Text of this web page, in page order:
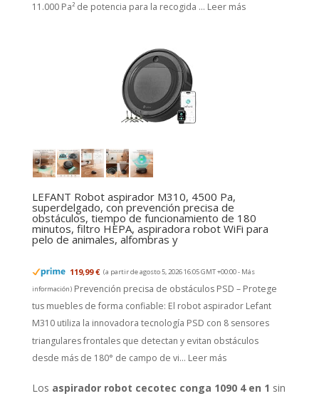
11.000 Pa² de potencia para la recogida ... Leer más
LEFANT Robot aspirador M310, 4500 Pa,
superdelgado, con prevención precisa de
obstáculos, tiempo de funcionamiento de 180
minutos, filtro HEPA, aspiradora robot WiFi para
pelo de animales, alfombras y
119,99 € (a partir de agosto 5, 2026 16:05 GMT +00:00 - Más
información) Prevención precisa de obstáculos PSD – Protege
tus muebles de forma confiable: El robot aspirador Lefant
M310 utiliza la innovadora tecnología PSD con 8 sensores
triangulares frontales que detectan y evitan obstáculos
desde más de 180° de campo de vi... Leer más
Los aspirador robot cecotec conga 1090 4 en 1 sin